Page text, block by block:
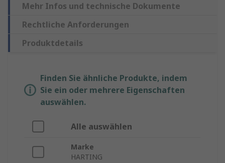
Mehr Infos und technische Dokumente
Rechtliche Anforderungen
Produktdetails
Finden Sie ähnliche Produkte, indem
Sie ein oder mehrere Eigenschaften
auswählen.
Alle auswählen
Marke
HARTING